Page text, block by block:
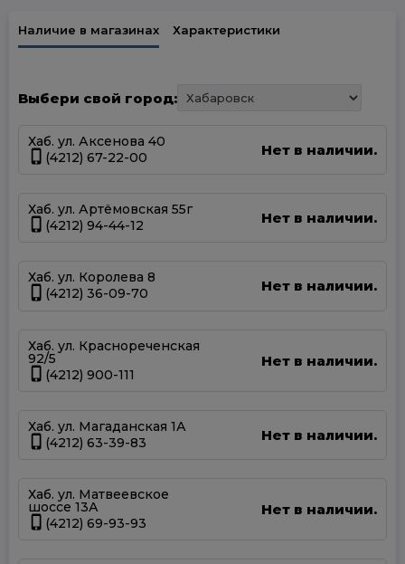
Наличие в магазинах Характеристики
Выбери свой город:
Хаб. ул. Аксенова 40
(4212) 67-22-00
Нет в наличии.
Хаб. ул. Артёмовская 55г
(4212) 94-44-12
Нет в наличии.
Хаб. ул. Королева 8
(4212) 36-09-70
Нет в наличии.
Хаб. ул. Краснореченская
92/5
(4212) 900-111
Нет в наличии.
Хаб. ул. Магаданская 1А
(4212) 63-39-83
Нет в наличии.
Хаб. ул. Матвеевское
шоссе 13А
(4212) 69-93-93
Нет в наличии.